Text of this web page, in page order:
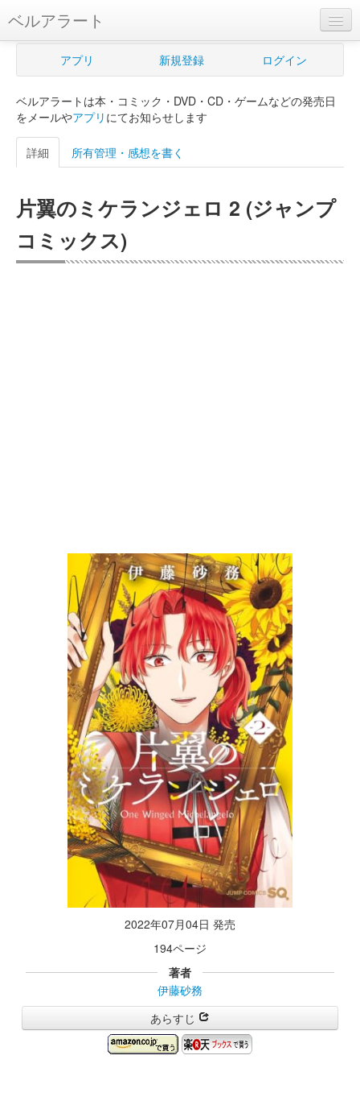
ベルアラート
ベルアラートとは
新規登録
ログイン
購入管理
Myシェルフ
アプリ 新規登録 ログイン
ベルアラートは本・コミック・DVD・CD・ゲームなどの発売日
をメールやアプリ にてお知らせします
詳細 所有管理・感想を書く
片翼のミケランジェロ 2 (ジャンプ
コミックス)
2022年07月04日 発売
194ページ
著者
伊藤砂務
あらすじ